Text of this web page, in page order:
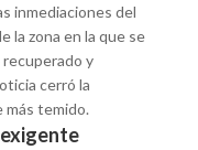
inmediaciones del
la zona en la que se
recuperado y
cerró la
más temido.